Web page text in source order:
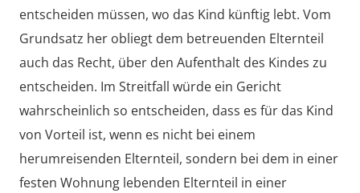
entscheiden müssen, wo das Kind künftig lebt. Vom
Grundsatz her obliegt dem betreuenden Elternteil
auch das Recht, über den Aufenthalt des Kindes zu
entscheiden. Im Streitfall würde ein Gericht
wahrscheinlich so entscheiden, dass es für das Kind
von Vorteil ist, wenn es nicht bei einem
herumreisenden Elternteil, sondern bei dem in einer
festen Wohnung lebenden Elternteil in einer